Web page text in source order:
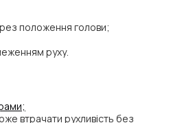
положення голови;
руху.
втрачати рухливість без